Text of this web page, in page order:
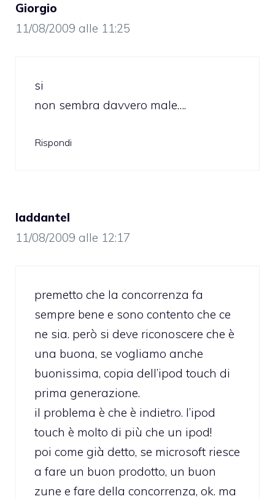
Giorgio
11/08/2009 alle 11:25
si
non sembra davvero male….
Rispondi
laddantel
11/08/2009 alle 12:17
premetto che la concorrenza fa
sempre bene e sono contento che ce
ne sia. però si deve riconoscere che è
una buona, se vogliamo anche
buonissima, copia dell’ipod touch di
prima generazione.
il problema è che è indietro. l’ipod
touch è molto di più che un ipod!
poi come già detto, se microsoft riesce
a fare un buon prodotto, un buon
zune e fare della concorrenza, ok. ma